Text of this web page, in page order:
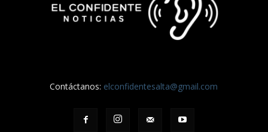
Contáctanos: elconfidentesalta@gmail.com